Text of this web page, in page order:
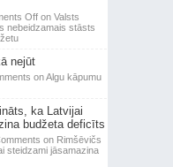
Offon Valsts
nebeidzamais stāsts
nejūt
on Algu kāpumu
ka Latvijai
budžeta deficīts
on Rimšēvičs
steidzami jāsamazina